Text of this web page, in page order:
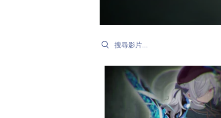
Search videos